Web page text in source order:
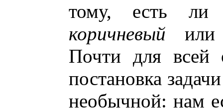
тому, есть
коричневый или
Почти для всей
постановка
необычной: нам